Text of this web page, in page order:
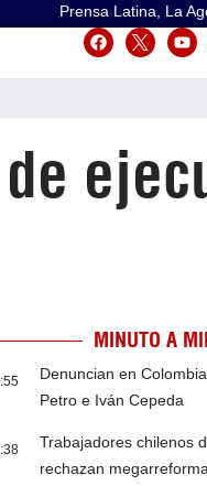
Prensa Latina, La
MINUTO A
Denuncian en
Petro e Iván Cepeda
Trabajadores chilenos
rechazan